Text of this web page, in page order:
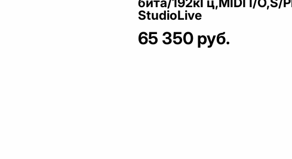
StudioLive
65 350 руб.